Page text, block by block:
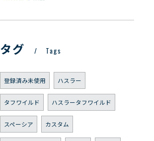
タグ Tags
登録済み未使用 ハスラー
タフワイルド ハスラータフワイルド
スペーシア カスタム